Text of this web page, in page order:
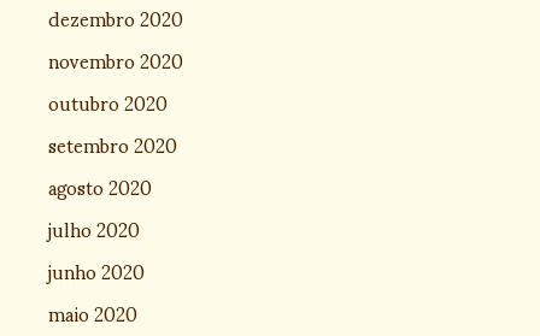
dezembro 2020
novembro 2020
outubro 2020
setembro 2020
agosto 2020
julho 2020
junho 2020
maio 2020